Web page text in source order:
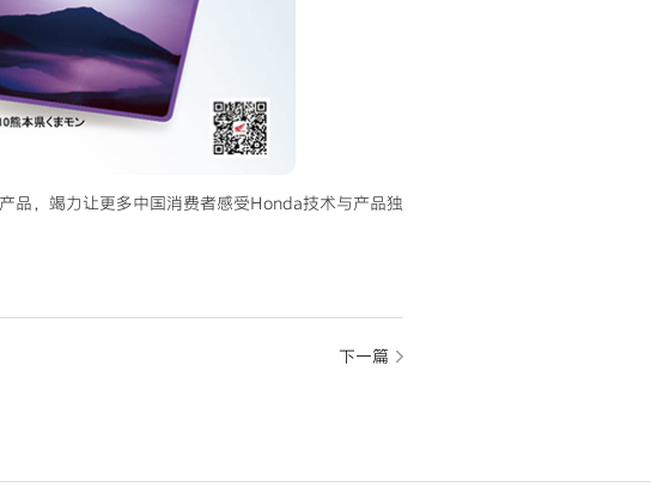
品，竭力让更多中国消费者感受Honda技术与产品独
下一篇